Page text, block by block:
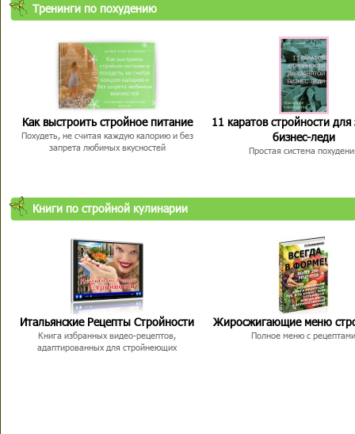
Тренинги по похудению
Как выстроить стройное питание
Похудеть, не считая каждую калорию и без
запрета любимых вкусностей
11 каратов стройности для
бизнес-леди
Простая система
Книги по стройной кулинарии
Итальянские Рецепты Стройности
Книга избранных видео-рецептов,
адаптированных для стройнеющих
Жиросжигающие меню
Полное меню с рецептами